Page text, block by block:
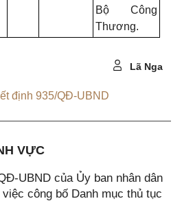
Bộ Công
Thương.
Lã Nga
định 935/QĐ-UBND
VỰC
UBND của Ủy ban nhân dân
công bố Danh mục thủ tục